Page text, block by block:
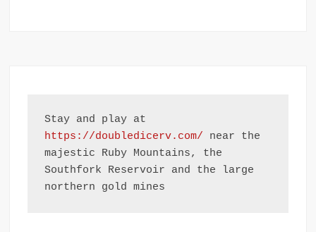
https://doubledicerv.com/ near the
majestic Ruby Mountains, the
Southfork Reservoir and the large
northern gold mines